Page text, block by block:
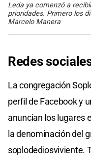
Leda ya comenzó a
prioridades. Primero los
Marcelo Manera
Redes
La congregación
perfil de Facebook y
anuncian los lugares
la denominación del
soplodediosviviente.